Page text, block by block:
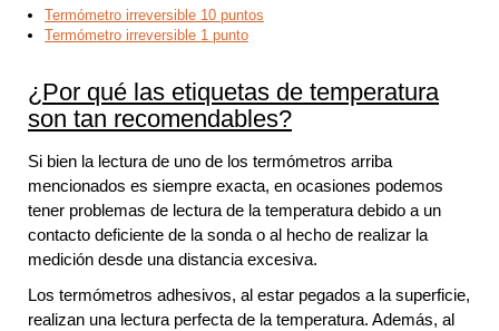
Termómetro irreversible 10 puntos
Termómetro irreversible 1 punto
¿Por qué las etiquetas de temperatura
son tan recomendables?
Si bien la lectura de uno de los termómetros arriba
mencionados es siempre exacta, en ocasiones podemos
tener problemas de lectura de la temperatura debido a un
contacto deficiente de la sonda o al hecho de realizar la
medición desde una distancia excesiva.
Los termómetros adhesivos, al estar pegados a la superficie,
realizan una lectura perfecta de la temperatura. Además, al